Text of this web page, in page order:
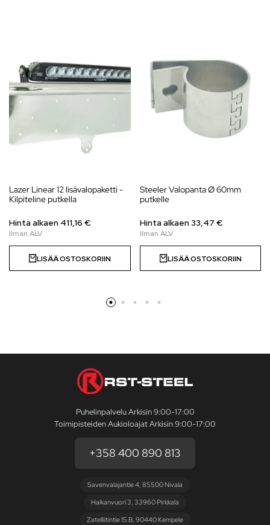
Lazer Linear 12 lisävalopaketti -
Kilpiteline putkella
Hinta alkaen 411,16 €
LISÄÄ OSTOSKORIIN
Steeler Valopanta Ø 60mm
putkelle
Hinta alkaen 33,47 €
LISÄÄ OSTOSKORIIN
Puhelinpalvelu Arkisin 9:00-17:00
Toimipisteiden Aukioloajat Arkisin 9:00-17:00
+358 400 890 813
Savenvalajantie 4, 85500 Nivala
Haikanvuori 3, 33960 Pirkkala
Zatelliitintie 15 B, 90440 Kempele